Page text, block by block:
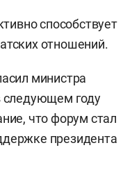
способствует
отношений.
министра
следующем году
что форум стал
президента